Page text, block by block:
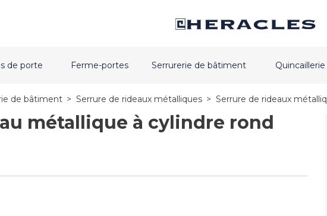
de porte Ferme-portes Serrurerie de bâtiment
de bâtiment > Serrure de rideaux métalliques > Serrure de rideaux
métallique à cylindre rond